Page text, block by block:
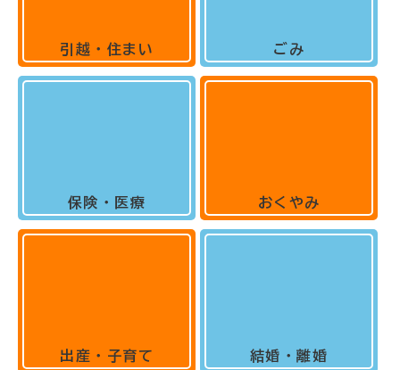
引越・住まい
保険・医療
出産・子育て
ごみ
おくやみ
結婚・離婚